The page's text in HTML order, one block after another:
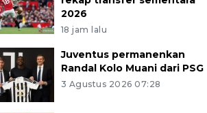
2026
18 jam lalu
Juventus permanenkan
Randal Kolo Muani dari PSG
3 Agustus 2026 07:28